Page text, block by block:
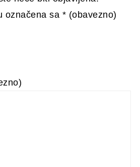
označena sa * (obavezno)